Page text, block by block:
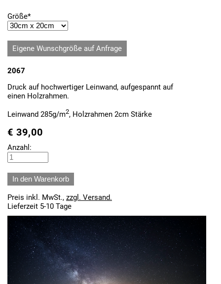
Pflichtfeld
Größe*
Eigene Wunschgröße auf Anfrage
2067
Druck auf hochwertiger Leinwand, aufgespannt auf
einen Holzrahmen.
Leinwand 285g/m2, Holzrahmen 2cm Stärke
€ 39,00
Anzahl:
Preis inkl. MwSt., zzgl. Versand.
Lieferzeit 5-10 Tage